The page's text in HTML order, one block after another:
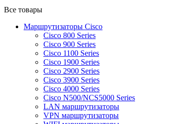
Все товары
Маршрутизаторы Cisco
Cisco 800 Series
Cisco 900 Series
Cisco 1100 Series
Cisco 1900 Series
Cisco 2900 Series
Cisco 3900 Series
Cisco 4000 Series
Cisco N500/NCS5000 Series
LAN маршрутизаторы
VPN маршрутизаторы